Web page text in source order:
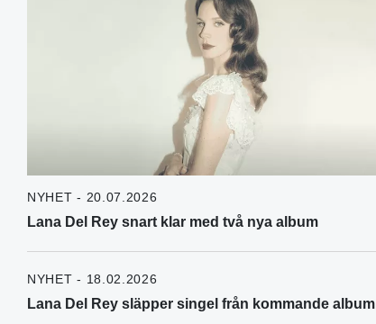
NYHET - 20.07.2026
Lana Del Rey snart klar med två nya album
NYHET - 18.02.2026
Lana Del Rey släpper singel från kommande album